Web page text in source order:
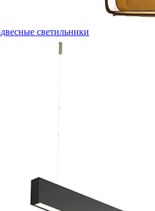
светильники